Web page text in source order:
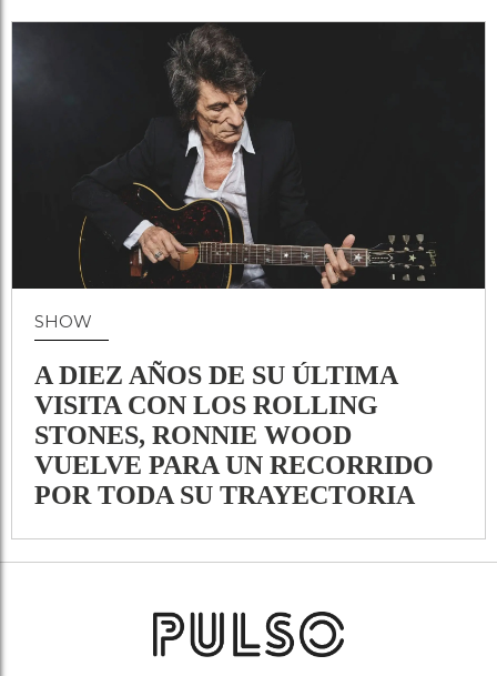
SHOW
A DIEZ AÑOS DE SU ÚLTIMA
VISITA CON LOS ROLLING
STONES, RONNIE WOOD
VUELVE PARA UN RECORRIDO
POR TODA SU TRAYECTORIA